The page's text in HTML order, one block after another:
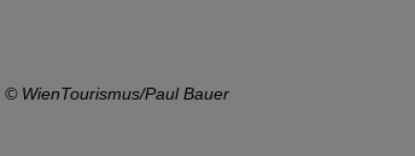
© WienTourismus/Paul Bauer